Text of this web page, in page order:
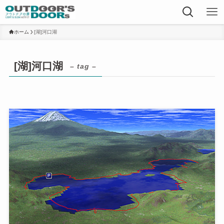
ホーム [湖]河口湖
[湖]河口湖 – tag –